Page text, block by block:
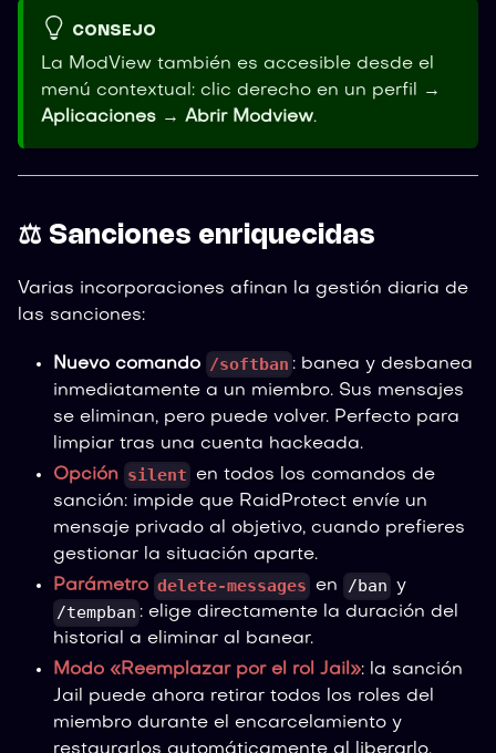
CONSEJO
La ModView también es accesible desde el
menú contextual: clic derecho en un perfil →
Aplicaciones → Abrir Modview.
⚖️ Sanciones enriquecidas
Varias incorporaciones afinan la gestión diaria de
las sanciones:
Nuevo comando /softban : banea y desbanea
inmediatamente a un miembro. Sus mensajes
se eliminan, pero puede volver. Perfecto para
limpiar tras una cuenta hackeada.
Opción silent en todos los comandos de
sanción: impide que RaidProtect envíe un
mensaje privado al objetivo, cuando prefieres
gestionar la situación aparte.
Parámetro delete-messages en /ban y
/tempban : elige directamente la duración del
historial a eliminar al banear.
Modo «Reemplazar por el rol Jail»: la sanción
Jail puede ahora retirar todos los roles del
miembro durante el encarcelamiento y